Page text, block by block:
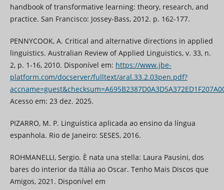
handbook of transformative learning: theory, research, and
practice. San Francisco: Jossey-Bass, 2012. p. 162-177.
PENNYCOOK, A. Critical and alternative directions in applied
linguistics. Australian Review of Applied Linguistics, v. 33, n.
2, p. 1-16, 2010. Disponível em: https://www.jbe-
platform.com/docserver/fulltext/aral.33.2.03pen.pdf?
Acesso em: 23 dez. 2025.
PIZARRO, M. P. Linguística aplicada ao ensino da língua
espanhola. Rio de Janeiro: SESES, 2016.
ROHMANELLI, Sergio. È nata una stella: Laura Pausini, dos
bares do interior da Itália ao Oscar. Tenho Mais Discos que
Amigos, 2021. Disponível em